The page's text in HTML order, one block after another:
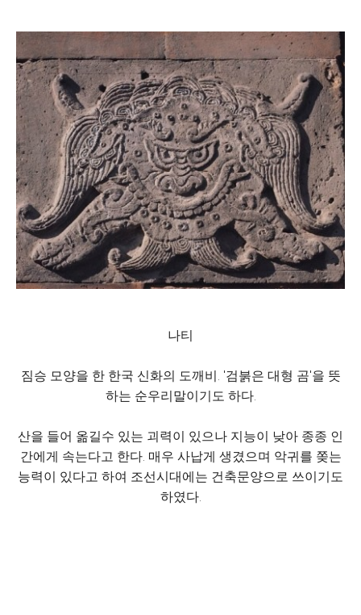
나티
짐승 모양을 한 한국 신화의 도깨비. '검붉은 대형 곰'을 뜻
하는 순우리말이기도 하다.
산을 들어 옮길수 있는 괴력이 있으나 지능이 낮아 종종 인
간에게 속는다고 한다. 매우 사납게 생겼으며 악귀를 쫒는
능력이 있다고 하여 조선시대에는 건축문양으로 쓰이기도
하였다.